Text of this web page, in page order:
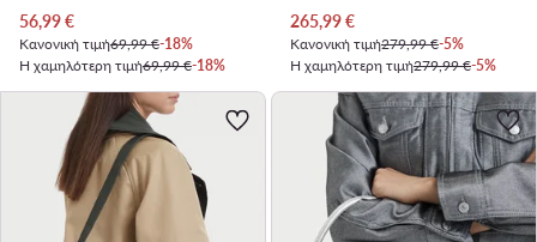
Τρέχουσα τιμή
56,99€
Κανονική τιμή69,99 €-18%
Η χαμηλότερη τιμή69,99 €-18%
Τρέχουσα τιμή
265,99€
Κανονική τιμή279,99 €-5%
Η χαμηλότερη τιμή279,99 €-5%